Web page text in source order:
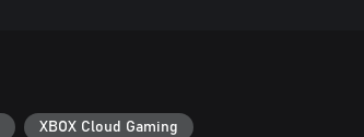
XBOX Cloud Gaming